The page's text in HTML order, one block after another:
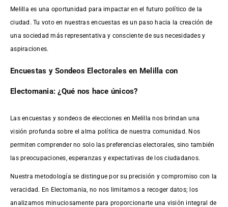
Melilla es una oportunidad para impactar en el futuro político de la
ciudad. Tu voto en nuestras encuestas es un paso hacia la creación de
una sociedad más representativa y consciente de sus necesidades y
aspiraciones.
Encuestas y Sondeos Electorales en Melilla con
Electomania: ¿Qué nos hace únicos?
Las encuestas y sondeos de elecciones en Melilla nos brindan una
visión profunda sobre el alma política de nuestra comunidad. Nos
permiten comprender no solo las preferencias electorales, sino también
las preocupaciones, esperanzas y expectativas de los ciudadanos.
Nuestra metodología se distingue por su precisión y compromiso con la
veracidad. En Electomania, no nos limitamos a recoger datos; los
analizamos minuciosamente para proporcionarte una visión integral de